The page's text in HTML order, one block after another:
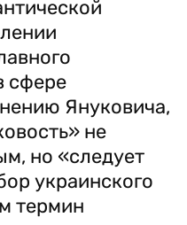
сфере
Януковича,
не
но «следует
украинского
термин